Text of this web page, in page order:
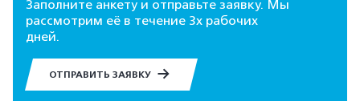
Заполните анкету и отправьте заявку. Мы
рассмотрим её в течение 3х рабочих
дней.
ОТПРАВИТЬ ЗАЯВКУ